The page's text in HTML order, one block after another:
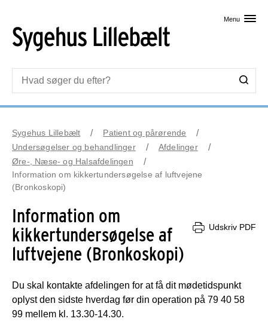
Menu
Sygehus Lillebælt
Patient og pårørende
Undersøgelser og behandlinger
Afdelinger
Øre-, Næse- og Halsafdelingen
Information om kikkertundersøgelse af luftvejene
(Bronkoskopi)
Information om
kikkertundersøgelse af
luftvejene (Bronkoskopi)
Udskriv PDF
Du skal kontakte afdelingen for at få dit mødetidspunkt
oplyst den sidste hverdag før din operation på 79 40 58
99 mellem kl. 13.30-14.30.